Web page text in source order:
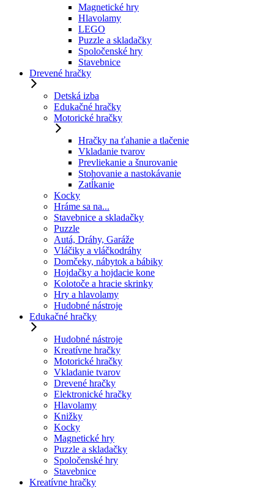
Magnetické hry
Hlavolamy
LEGO
Puzzle a skladačky
Spoločenské hry
Stavebnice
Drevené hračky
Detská izba
Edukačné hračky
Motorické hračky
Hračky na ťahanie a tlačenie
Vkladanie tvarov
Prevliekanie a šnurovanie
Stohovanie a nastokávanie
Zatĺkanie
Kocky
Hráme sa na...
Stavebnice a skladačky
Puzzle
Autá, Dráhy, Garáže
Vláčiky a vláčkodráhy
Domčeky, nábytok a bábiky
Hojdačky a hojdacie kone
Kolotoče a hracie skrinky
Hry a hlavolamy
Hudobné nástroje
Edukačné hračky
Hudobné nástroje
Kreatívne hračky
Motorické hračky
Vkladanie tvarov
Drevené hračky
Elektronické hračky
Hlavolamy
Knižky
Kocky
Magnetické hry
Puzzle a skladačky
Spoločenské hry
Stavebnice
Kreatívne hračky